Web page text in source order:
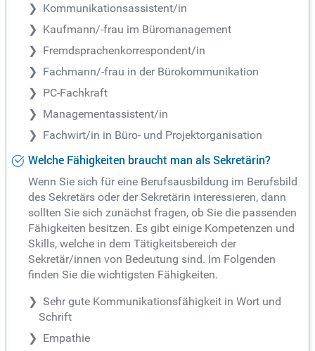
Kommunikationsassistent/in
Kaufmann/-frau im Büromanagement
Fremdsprachenkorrespondent/in
Fachmann/-frau in der Bürokommunikation
PC-Fachkraft
Managementassistent/in
Fachwirt/in in Büro- und Projektorganisation
Welche Fähigkeiten braucht man als Sekretärin?
Wenn Sie sich für eine Berufsausbildung im Berufsbild
des Sekretärs oder der Sekretärin interessieren, dann
sollten Sie sich zunächst fragen, ob Sie die passenden
Fähigkeiten besitzen. Es gibt einige Kompetenzen und
Skills, welche in dem Tätigkeitsbereich der
Sekretär/innen von Bedeutung sind. Im Folgenden
finden Sie die wichtigsten Fähigkeiten.
Sehr gute Kommunikationsfähigkeit in Wort und
Schrift
Empathie